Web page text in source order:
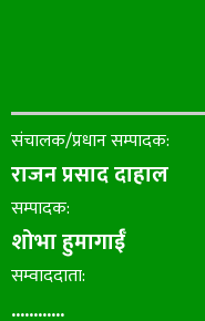
संचालक/प्रधान सम्पादक:
राजन प्रसाद दाहाल
सम्पादक:
शोभा हुमागाईँ
सम्वाददाता:
............